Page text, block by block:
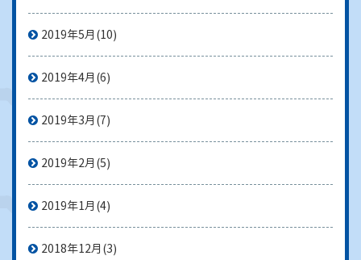
2019年5月 (10)
2019年4月 (6)
2019年3月 (7)
2019年2月 (5)
2019年1月 (4)
2018年12月 (3)